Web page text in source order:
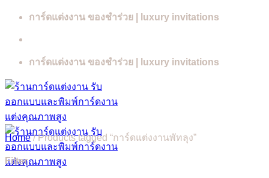
Skip
การ์ดแต่งงาน ของชำร่วย | luxury invitations
การ์ดแต่งงาน ของชำร่วย | luxury invitations
Home /Products tagged “การ์ดแต่งงานพัทลุง”
Filter